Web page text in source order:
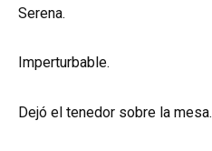
Serena.
Imperturbable.
Dejó el tenedor sobre la mesa.